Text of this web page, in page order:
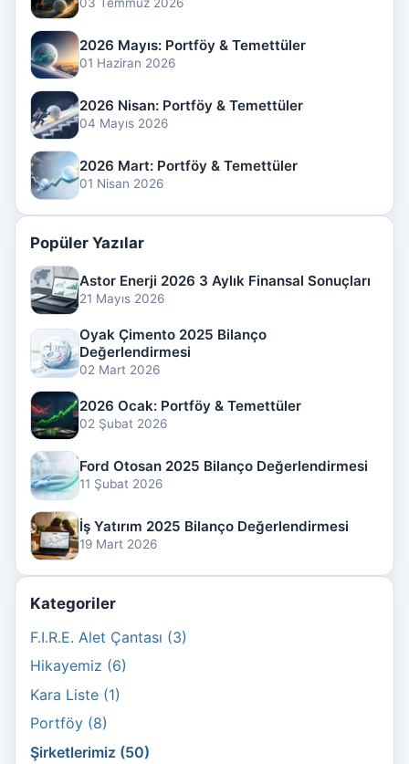
2026 Mayıs: Portföy & Temettüler
01 Haziran 2026
2026 Nisan: Portföy & Temettüler
04 Mayıs 2026
2026 Mart: Portföy & Temettüler
01 Nisan 2026
Popüler Yazılar
Astor Enerji 2026 3 Aylık Finansal Sonuçları
21 Mayıs 2026
Oyak Çimento 2025 Bilanço
Değerlendirmesi
02 Mart 2026
2026 Ocak: Portföy & Temettüler
02 Şubat 2026
Ford Otosan 2025 Bilanço Değerlendirmesi
11 Şubat 2026
İş Yatırım 2025 Bilanço Değerlendirmesi
19 Mart 2026
Kategoriler
F.I.R.E. Alet Çantası (3)
Hikayemiz (6)
Kara Liste (1)
Portföy (8)
Şirketlerimiz (50)